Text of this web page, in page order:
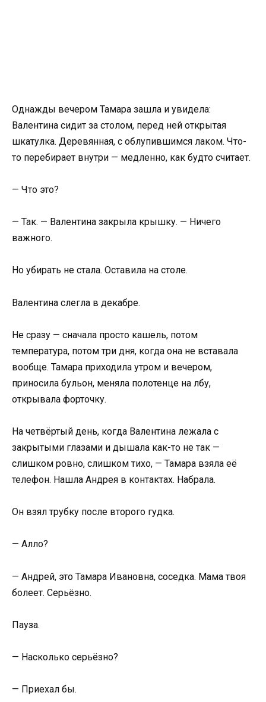
Однажды вечером Тамара зашла и увидела:
Валентина сидит за столом, перед ней открытая
шкатулка. Деревянная, с облупившимся лаком. Что-
то перебирает внутри — медленно, как будто считает.
— Что это?
— Так. — Валентина закрыла крышку. — Ничего
важного.
Но убирать не стала. Оставила на столе.
Валентина слегла в декабре.
Не сразу — сначала просто кашель, потом
температура, потом три дня, когда она не вставала
вообще. Тамара приходила утром и вечером,
приносила бульон, меняла полотенце на лбу,
открывала форточку.
На четвёртый день, когда Валентина лежала с
закрытыми глазами и дышала как-то не так —
слишком ровно, слишком тихо, — Тамара взяла её
телефон. Нашла Андрея в контактах. Набрала.
Он взял трубку после второго гудка.
— Алло?
— Андрей, это Тамара Ивановна, соседка. Мама твоя
болеет. Серьёзно.
Пауза.
— Насколько серьёзно?
— Приехал бы.